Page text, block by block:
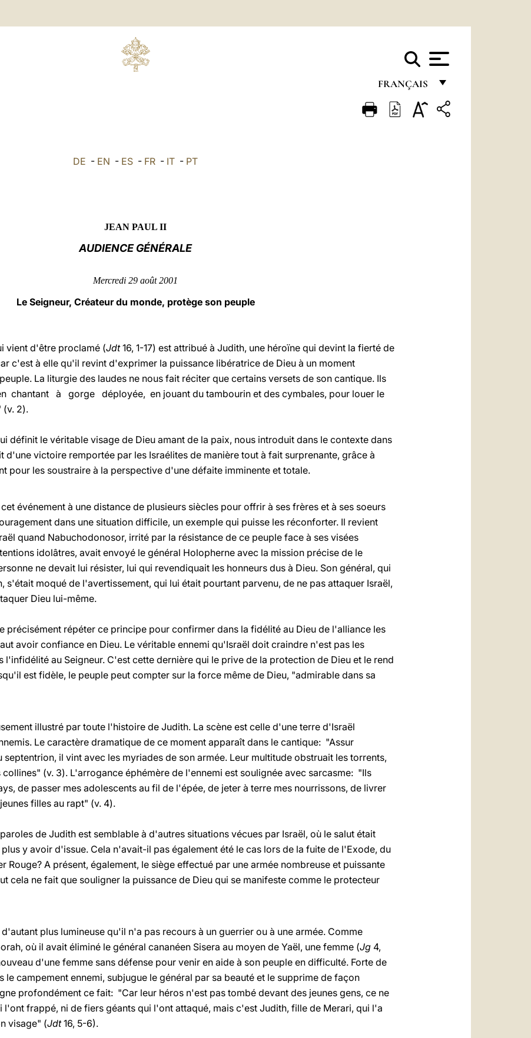
FRANÇAIS
FRANÇAIS
DE - EN - ES - FR - IT - PT
JEAN PAUL II
AUDIENCE GÉNÉRALE
Mercredi 29 août 2001
Le Seigneur, Créateur du monde, protège son peuple
vient d'être proclamé (Jdt16, 1-17) est attribué à Judith, une héroïne qui devint la fierté de
c'est à elle qu'il revint d'exprimer la puissance libératrice de Dieu à un moment
La liturgie des laudes ne nous fait réciter que certains versets de son cantique. Ils
chantant à gorge déployée, en jouant du tambourin et des cymbales, pour louer le
(v. 2).
définit le véritable visage de Dieu amant de la paix, nous introduit dans le contexte dans
d'une victoire remportée par les Israélites de manière tout à fait surprenante, grâce à
pour les soustraire à la perspective d'une défaite imminente et totale.
événement à une distance de plusieurs siècles pour offrir à ses frères et à ses soeurs
dans une situation difficile, un exemple qui puisse les réconforter. Il revient
quand Nabuchodonosor, irrité par la résistance de ce peuple face à ses visées
idolâtres, avait envoyé le général Holopherne avec la mission précise de le
ne devait lui résister, lui qui revendiquait les honneurs dus à Dieu. Son général, qui
s'était moqué de l'avertissement, qui lui était pourtant parvenu, de ne pas attaquer Israël,
Dieu lui-même.
précisément répéter ce principe pour confirmer dans la fidélité au Dieu de l'alliance les
avoir confiance en Dieu. Le véritable ennemi qu'Israël doit craindre n'est pas les
l'infidélité au Seigneur. C'est cette dernière qui le prive de la protection de Dieu et le rend
est fidèle, le peuple peut compter sur la force même de Dieu, "admirable dans sa
illustré par toute l'histoire de Judith. La scène est celle d'une terre d'Israël
Le caractère dramatique de ce moment apparaît dans le cantique: "Assur
il vint avec les myriades de son armée. Leur multitude obstruait les torrents,
(v. 3). L'arrogance éphémère de l'ennemi est soulignée avec sarcasme: "Ils
de passer mes adolescents au fil de l'épée, de jeter à terre mes nourrissons, de livrer
filles au rapt" (v. 4).
de Judith est semblable à d'autres situations vécues par Israël, où le salut était
y avoir d'issue. Cela n'avait-il pas également été le cas lors de la fuite de l'Exode, du
Rouge? A présent, également, le siège effectué par une armée nombreuse et puissante
cela ne fait que souligner la puissance de Dieu qui se manifeste comme le protecteur
plus lumineuse qu'il n'a pas recours à un guerrier ou à une armée. Comme
où il avait éliminé le général cananéen Sisera au moyen de Yaël, une femme (Jg 4,
d'une femme sans défense pour venir en aide à son peuple en difficulté. Forte de
le campement ennemi, subjugue le général par sa beauté et le supprime de façon
profondément ce fait: "Car leur héros n'est pas tombé devant des jeunes gens, ce ne
l'ont frappé, ni de fiers géants qui l'ont attaqué, mais c'est Judith, fille de Merari, qui l'a
visage" (Jdt16, 5-6).